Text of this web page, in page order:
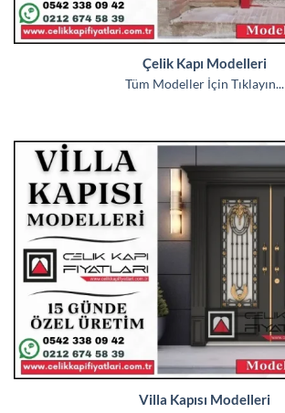
Çelik Kapı Modelleri
Tüm Modeller İçin Tıklayın...
Villa Kapısı Modelleri